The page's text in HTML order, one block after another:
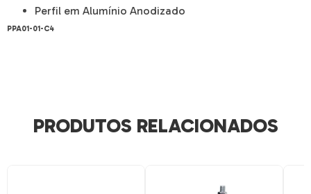
Perfil em Alumínio Anodizado
PPA01-01-C4
PRODUTOS RELACIONADOS